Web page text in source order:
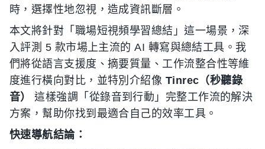
時，選擇性地忽視，造成資訊斷層。
本文將針對「職場短視頻學習總結」這一場景，深
入評測 5 款市場上主流的 AI 轉寫與總結工具。我
們將從語言支援度、摘要質量、工作流整合性等維
度進行橫向對比，並特別介紹像 Tinrec（秒聽錄
音）
這樣強調「從錄音到行動」完整工作流的解決
方案，幫助你找到最適合自己的效率工具。
快速導航結論：